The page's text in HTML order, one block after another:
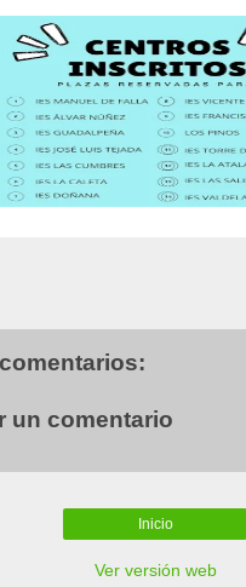
un comentario
Inicio
Ver versión web